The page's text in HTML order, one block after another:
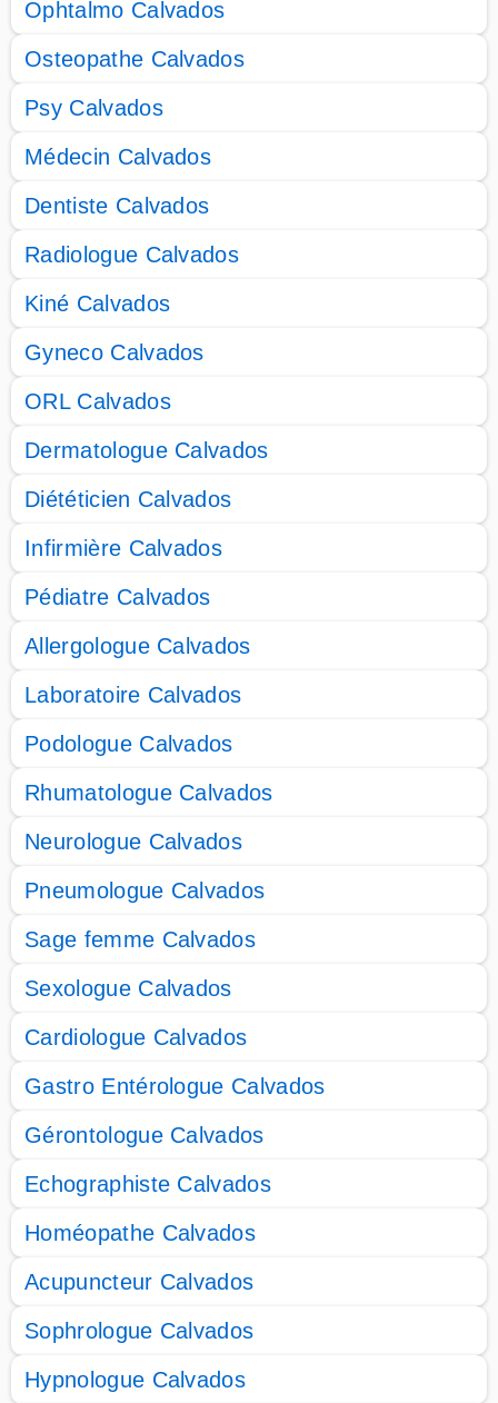
Ophtalmo Calvados
Osteopathe Calvados
Psy Calvados
Médecin Calvados
Dentiste Calvados
Radiologue Calvados
Kiné Calvados
Gyneco Calvados
ORL Calvados
Dermatologue Calvados
Diététicien Calvados
Infirmière Calvados
Pédiatre Calvados
Allergologue Calvados
Laboratoire Calvados
Podologue Calvados
Rhumatologue Calvados
Neurologue Calvados
Pneumologue Calvados
Sage femme Calvados
Sexologue Calvados
Cardiologue Calvados
Gastro Entérologue Calvados
Gérontologue Calvados
Echographiste Calvados
Homéopathe Calvados
Acupuncteur Calvados
Sophrologue Calvados
Hypnologue Calvados